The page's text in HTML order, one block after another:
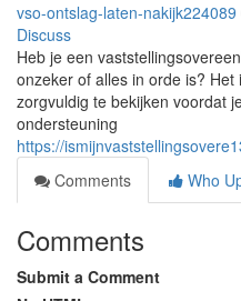
vso-ontslag-laten-nakijk224089
Discuss
Heb je een
onzeker of alles in orde is?
zorgvuldig te bekijken voordat
ondersteuning
https://
Comments
Who
Comments
Submit a Comment